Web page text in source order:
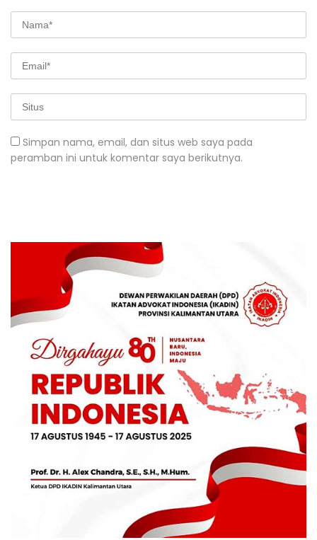
Simpan nama, email, dan situs web saya pada
peramban ini untuk komentar saya berikutnya.